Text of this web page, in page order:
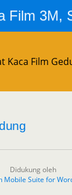
Kaca Film
Didukung oleh
Mobile Suite for